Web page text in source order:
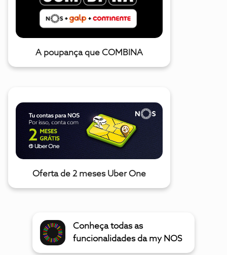
A poupança que COMBINA
Oferta de 2 meses Uber One
Conheça todas as
funcionalidades da my NOS